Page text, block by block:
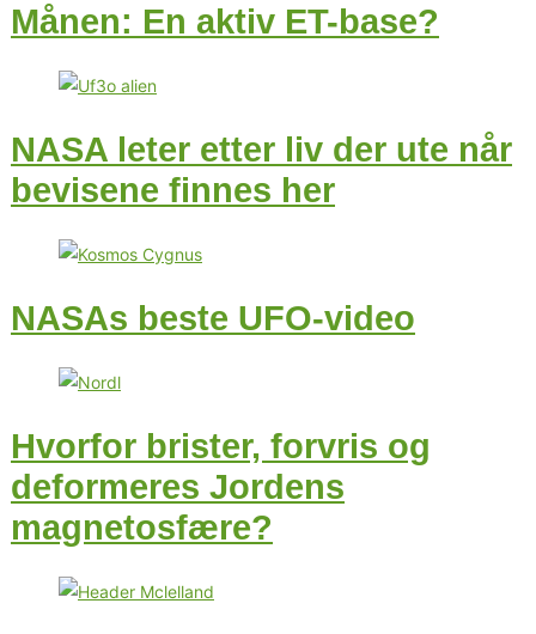
Månen: En aktiv ET-base?
NASA leter etter liv der ute når
bevisene finnes her
NASAs beste UFO-video
Hvorfor brister, forvris og
deformeres Jordens
magnetosfære?